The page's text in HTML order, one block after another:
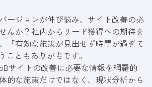
ージョンが伸び悩み、サイト改善の必
んか？社内からリード獲得への期待を
「有効な施策が見出せず時間が過ぎて
こともありがちです。
サイトの改善に必要な情報を網羅的
的な施策だけではなく、現状分析から